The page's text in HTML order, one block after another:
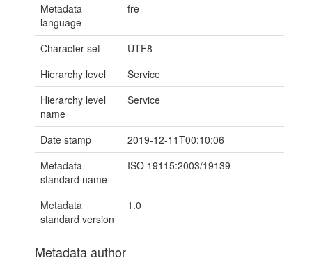
Metadata
language
fre
Character set
UTF8
Hierarchy level
Service
Hierarchy level
name
Service
Date stamp
2019-12-11T00:10:06
Metadata
standard name
ISO 19115:2003/19139
Metadata
standard version
1.0
Metadata author